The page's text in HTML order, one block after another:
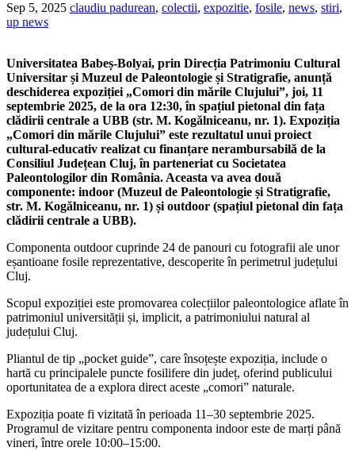
Sep 5, 2025 claudiu padurean, colectii, expozitie, fosile, news, stiri,
up news
Universitatea Babeș-Bolyai, prin Direcția Patrimoniu Cultural
Universitar și Muzeul de Paleontologie și Stratigrafie, anunță
deschiderea expoziției „Comori din mările Clujului”, joi, 11
septembrie 2025, de la ora 12:30, în spațiul pietonal din fața
clădirii centrale a UBB (str. M. Kogălniceanu, nr. 1). Expoziția
„Comori din mările Clujului” este rezultatul unui proiect
cultural-educativ realizat cu finanțare nerambursabilă de la
Consiliul Județean Cluj, în parteneriat cu Societatea
Paleontologilor din România. Aceasta va avea două
componente: indoor (Muzeul de Paleontologie și Stratigrafie,
str. M. Kogălniceanu, nr. 1) și outdoor (spațiul pietonal din fața
clădirii centrale a UBB).
Componenta outdoor cuprinde 24 de panouri cu fotografii ale unor
eșantioane fosile reprezentative, descoperite în perimetrul județului
Cluj.
Scopul expoziției este promovarea colecțiilor paleontologice aflate în
patrimoniul universității și, implicit, a patrimoniului natural al
județului Cluj.
Pliantul de tip „pocket guide”, care însoțește expoziția, include o
hartă cu principalele puncte fosilifere din județ, oferind publicului
oportunitatea de a explora direct aceste „comori” naturale.
Expoziția poate fi vizitată în perioada 11–30 septembrie 2025.
Programul de vizitare pentru componenta indoor este de marți până
vineri, între orele 10:00–15:00.